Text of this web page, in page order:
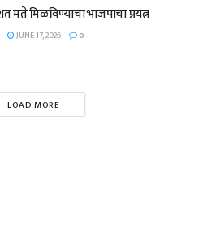
मते मिळविण्याचा भाजपाचा प्रयत्न
JUNE 17, 2026 0
LOAD MORE